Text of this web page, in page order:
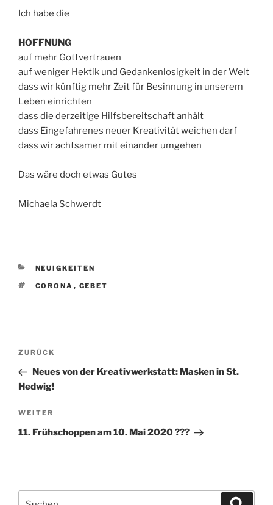
Ich habe die
HOFFNUNG
auf mehr Gottvertrauen
auf weniger Hektik und Gedankenlosigkeit in der Welt
dass wir künftig mehr Zeit für Besinnung in unserem
Leben einrichten
dass die derzeitige Hilfsbereitschaft anhält
dass Eingefahrenes neuer Kreativität weichen darf
dass wir achtsamer mit einander umgehen
Das wäre doch etwas Gutes
Michaela Schwerdt
KATEGORIEN
NEUIGKEITEN
SCHLAGWÖRTER
CORONA , GEBET
Beitragsnavigation
Vorheriger
Beitrag
ZURÜCK
Neues von der Kreativwerkstatt: Masken in St.
Hedwig!
Nächster
Beitrag
WEITER
11. Frühschoppen am 10. Mai 2020 ???